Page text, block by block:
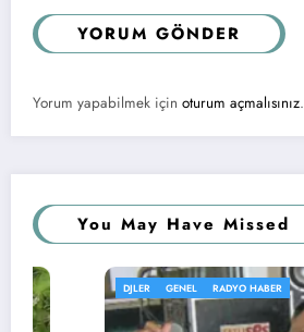
YORUM GÖNDER
Yorum yapabilmek için oturum açmalısınız.
You May Have Missed
GENEL RADYO HABER